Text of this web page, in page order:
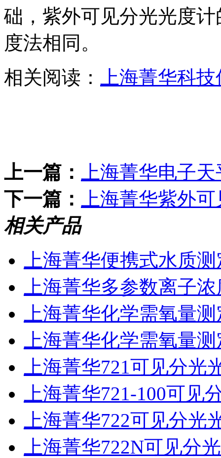
础，紫外可见分光光度
度法相同。
相关阅读：
上海菁华科
上一篇：
上海菁华电子
下一篇：
上海菁华紫外
相关产品
上海菁华便携式水质
上海菁华多参数离子
上海菁华化学需氧量
上海菁华化学需氧量
上海菁华721可见分光
上海菁华721-100可见
上海菁华722可见分光
上海菁华722N可见分